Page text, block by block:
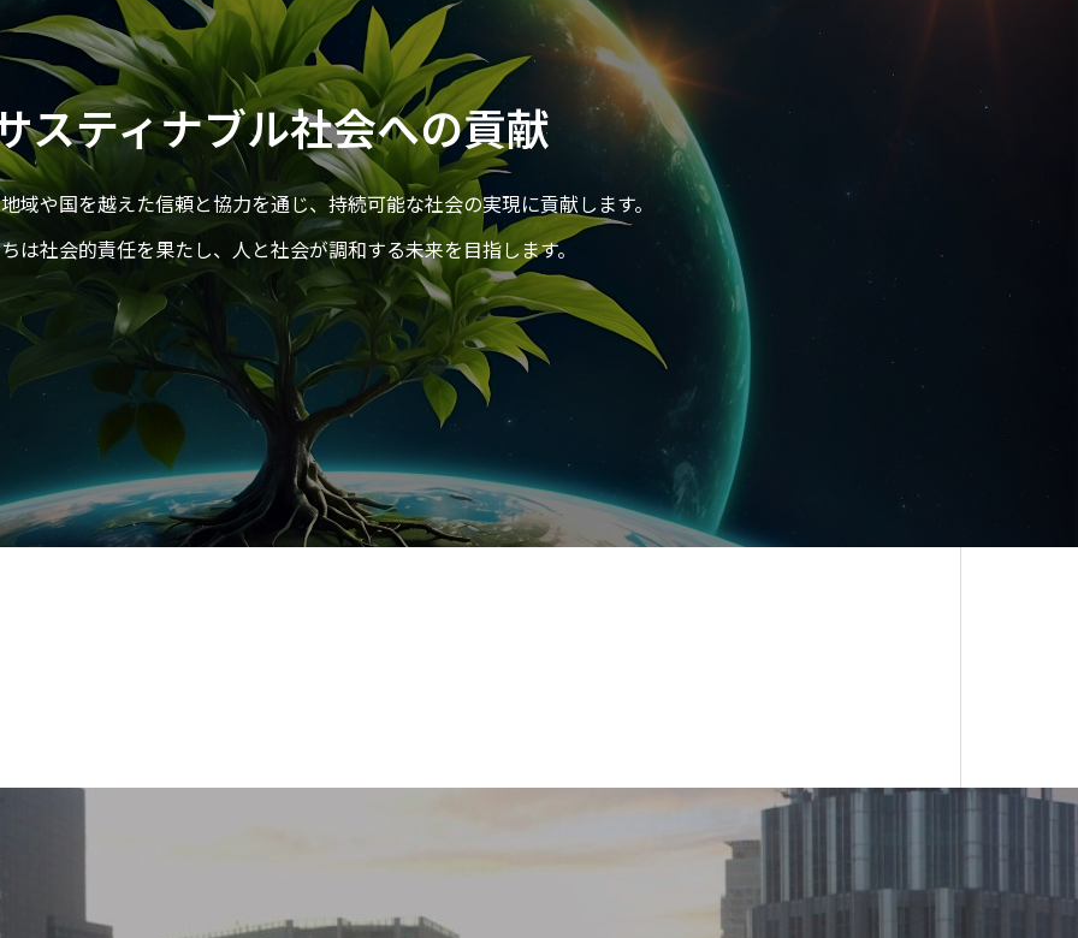
スティナブル社会への貢献
域や国を越えた信頼と協力を通じ、持続可能な社会の実現に貢献します。
は社会的責任を果たし、人と社会が調和する未来を目指します。